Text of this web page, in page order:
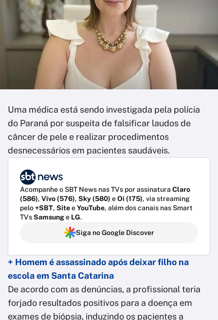
Uma médica está sendo investigada pela polícia
do Paraná por suspeita de falsificar laudos de
câncer de pele e realizar procedimentos
desnecessários em pacientes saudáveis.
Acompanhe o SBT News nas TVs por assinatura Claro
(586), Vivo (576), Sky (580) eOi (175), via streaming
pelo+SBT, SiteeYouTube, além dos canais nas Smart
TVsSamsunge LG.
Siga no Google Discover
+ Homem é assassinado após deixar filho na
escola em Santa Catarina
De acordo com as denúncias, a profissional teria
forjado resultados positivos para a doença em
exames de biópsia, induzindo os pacientes a